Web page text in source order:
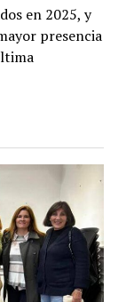
en 2025, y
presencia